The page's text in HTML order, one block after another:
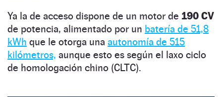
Ya la de acceso dispone de un motor de 190 CV
de potencia, alimentado por un batería de 51,8
kWh que le otorga una autonomía de 515
kilómetros, aunque esto es según el laxo ciclo
de homologación chino (CLTC).